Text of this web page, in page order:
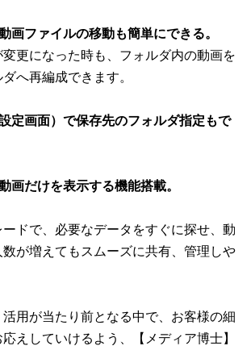
画ファイルの移動も簡単にできる。
更になった時も、フォルダ内の動画を
へ再編成できます。
定画面）で保存先のフォルダ指定もで
画だけを表示する機能搭載。
ドで、必要なデータをすぐに探せ、動
が増えてもスムーズに共有、管理しや
用が当たり前となる中で、お客様の細
えしていけるよう、【メディア博士】